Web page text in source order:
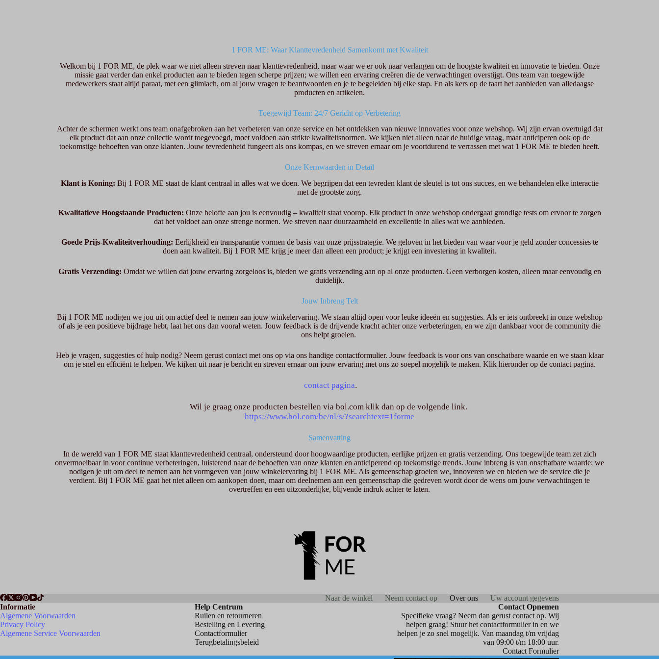
1 FOR ME: Waar Klanttevredenheid Samenkomt met Kwaliteit
Welkom bij 1 FOR ME, de plek waar we niet alleen streven naar klanttevredenheid, maar waar we er ook naar verlangen om de hoogste kwaliteit en innovatie te bieden. Onze
missie gaat verder dan enkel producten aan te bieden tegen scherpe prijzen; we willen een ervaring creëren die de verwachtingen overstijgt. Ons team van toegewijde
medewerkers staat altijd paraat, met een glimlach, om al jouw vragen te beantwoorden en je te begeleiden bij elke stap. En als kers op de taart het aanbieden van alledaagse
producten en artikelen.
Toegewijd Team: 24/7 Gericht op Verbetering
Achter de schermen werkt ons team onafgebroken aan het verbeteren van onze service en het ontdekken van nieuwe innovaties voor onze webshop. Wij zijn ervan overtuigd dat
elk product dat aan onze collectie wordt toegevoegd, moet voldoen aan strikte kwaliteitsnormen. We kijken niet alleen naar de huidige vraag, maar anticiperen ook op de
toekomstige behoeften van onze klanten. Jouw tevredenheid fungeert als ons kompas, en we streven ernaar om je voortdurend te verrassen met wat 1 FOR ME te bieden heeft.
Onze Kernwaarden in Detail
Klant is Koning: Bij 1 FOR ME staat de klant centraal in alles wat we doen. We begrijpen dat een tevreden klant de sleutel is tot ons succes, en we behandelen elke interactie
met de grootste zorg.
Kwalitatieve Hoogstaande Producten: Onze belofte aan jou is eenvoudig – kwaliteit staat voorop. Elk product in onze webshop ondergaat grondige tests om ervoor te zorgen
dat het voldoet aan onze strenge normen. We streven naar duurzaamheid en excellentie in alles wat we aanbieden.
Goede Prijs-Kwaliteitverhouding: Eerlijkheid en transparantie vormen de basis van onze prijsstrategie. We geloven in het bieden van waar voor je geld zonder concessies te
doen aan kwaliteit. Bij 1 FOR ME krijg je meer dan alleen een product; je krijgt een investering in kwaliteit.
Gratis Verzending: Omdat we willen dat jouw ervaring zorgeloos is, bieden we gratis verzending aan op al onze producten. Geen verborgen kosten, alleen maar eenvoudig en
duidelijk.
Jouw Inbreng Telt
Bij 1 FOR ME nodigen we jou uit om actief deel te nemen aan jouw winkelervaring. We staan altijd open voor leuke ideeën en suggesties. Als er iets ontbreekt in onze webshop
of als je een positieve bijdrage hebt, laat het ons dan vooral weten. Jouw feedback is de drijvende kracht achter onze verbeteringen, en we zijn dankbaar voor de community die
ons helpt groeien.
Heb je vragen, suggesties of hulp nodig? Neem gerust contact met ons op via ons handige contactformulier. Jouw feedback is voor ons van onschatbare waarde en we staan klaar
om je snel en efficiënt te helpen. We kijken uit naar je bericht en streven ernaar om jouw ervaring met ons zo soepel mogelijk te maken. Klik hieronder op de contact pagina.
contact pagina.
Wil je graag onze producten bestellen via bol.com klik dan op de volgende link.
https://www.bol.com/be/nl/s/?searchtext=1forme
Samenvatting
In de wereld van 1 FOR ME staat klanttevredenheid centraal, ondersteund door hoogwaardige producten, eerlijke prijzen en gratis verzending. Ons toegewijde team zet zich
onvermoeibaar in voor continue verbeteringen, luisterend naar de behoeften van onze klanten en anticiperend op toekomstige trends. Jouw inbreng is van onschatbare waarde; we
nodigen je uit om deel te nemen aan het vormgeven van jouw winkelervaring bij 1 FOR ME. Als gemeenschap groeien we, innoveren we en bieden we de service die je
verdient. Bij 1 FOR ME gaat het niet alleen om aankopen doen, maar om deelnemen aan een gemeenschap die gedreven wordt door de wens om jouw verwachtingen te
overtreffen en een uitzonderlijke, blijvende indruk achter te laten.
Naar de winkel Neem contact op Over ons
Uw account gegevens
Informatie
Algemene Voorwaarden
Privacy Policy
Algemene Service Voorwaarden
Help Centrum
Ruilen en retourneren
Bestelling en Levering
Contactformulier
Terugbetalingsbeleid
Contact Opnemen
Specifieke vraag? Neem dan gerust contact op. Wij
helpen graag! Stuur het contactformulier in en we
helpen je zo snel mogelijk. Van maandag t/m vrijdag
van 09:00 t/m 18:00 uur.
Contact Formulier